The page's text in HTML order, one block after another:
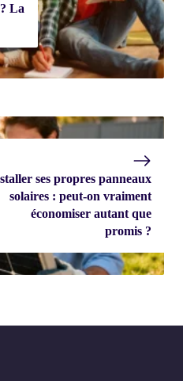
La
ses propres panneaux
solaires : peut-on vraiment
économiser autant que
promis ?